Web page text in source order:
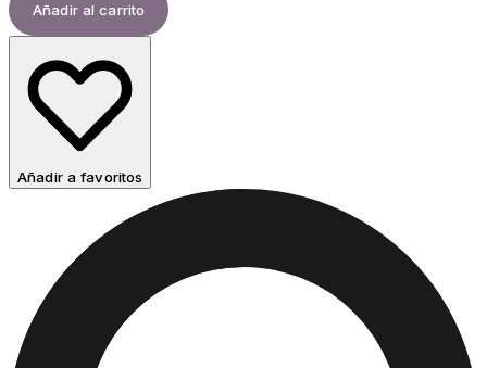
Añadir al carrito
Añadir a favoritos